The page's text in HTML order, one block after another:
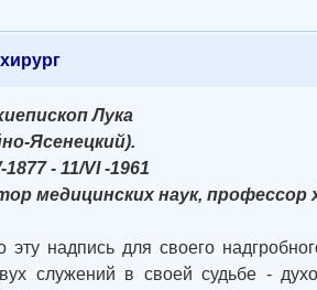
Лука
Ясенецкий).
1877 - 11/VI -1961
медицинских наук, профессор
эту надпись для своего
служений в своей судьбе -